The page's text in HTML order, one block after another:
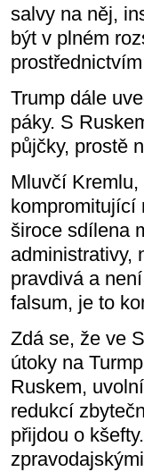
salvy na něj,
být v plném
Trump dále
páky. S
půjčky, prostě
Mluvčí
kompromitující
široce sdílena
administrativy,
pravdivá a
falsum, je to
Zdá se, že ve
útoky na
Ruskem,
redukcí
přijdou o